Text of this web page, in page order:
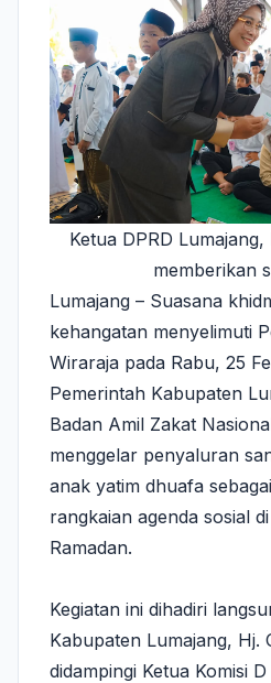
Ketua DPRD
memberikan
Lumajang – Suasana
kehangatan menyelimuti
Wiraraja pada Rabu, 25
Pemerintah Kabupaten
Badan Amil Zakat
menggelar penyaluran
anak yatim dhuafa
rangkaian agenda sosial
Ramadan.
Kegiatan ini dihadiri
Kabupaten Lumajang, Hj.
didampingi Ketua Komisi